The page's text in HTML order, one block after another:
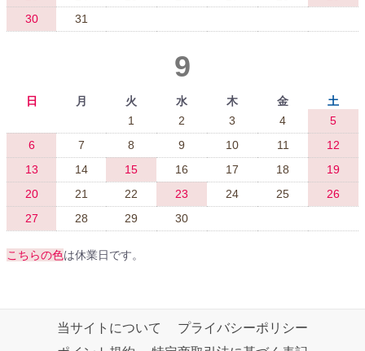
30
31
9
日 月 火 水 木 金
土
1
2 3 4
5
6
7 8 9 10 11
12
13
14 15 16 17 18
19
20
21 22 23 24 25
26
27
28 29 30
こちらの色は休業日です。
当サイトについて
プライバシーポリシー